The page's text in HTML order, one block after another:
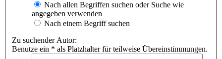
Nach allen Begriffen suchen oder Suche wie
angegeben verwenden
Nach einem Begriff suchen
Zu suchender Autor:
Benutze ein * als Platzhalter für teilweise Übereinstimmungen.